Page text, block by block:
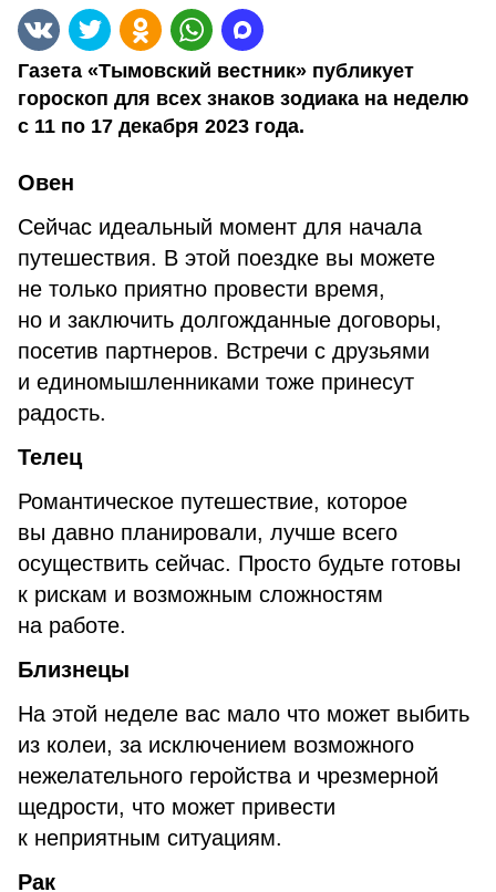
Газета «Тымовский вестник» публикует
гороскоп для всех знаков зодиака на неделю
с 11 по 17 декабря 2023 года.
Овен
Сейчас идеальный момент для начала
путешествия. В этой поездке вы можете
не только приятно провести время,
но и заключить долгожданные договоры,
посетив партнеров. Встречи с друзьями
и единомышленниками тоже принесут
радость.
Телец
Романтическое путешествие, которое
вы давно планировали, лучше всего
осуществить сейчас. Просто будьте готовы
к рискам и возможным сложностям
на работе.
Близнецы
На этой неделе вас мало что может выбить
из колеи, за исключением возможного
нежелательного геройства и чрезмерной
щедрости, что может привести
к неприятным ситуациям.
Рак